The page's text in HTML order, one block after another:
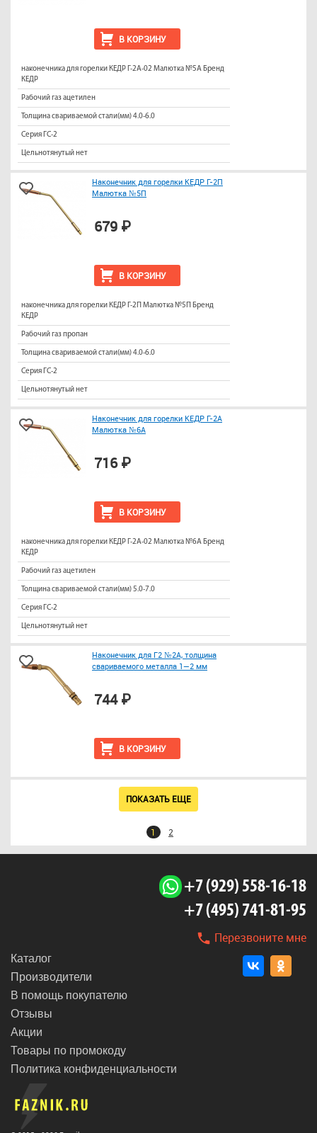
В КОРЗИНУ
наконечника для горелки КЕДР Г-2А-02 Малютка №5А Бренд
КЕДР
Рабочий газ ацетилен
Толщина свариваемой стали(мм) 4.0-6.0
Серия ГС-2
Цельнотянутый нет
Наконечник для горелки КЕДР Г-2П
Малютка №5П
В КОРЗИНУ
679 ₽
наконечника для горелки КЕДР Г-2П Малютка №5П Бренд
КЕДР
Рабочий газ пропан
Толщина свариваемой стали(мм) 4.0-6.0
Серия ГС-2
Цельнотянутый нет
Наконечник для горелки КЕДР Г-2А
Малютка №6А
В КОРЗИНУ
716 ₽
наконечника для горелки КЕДР Г-2А-02 Малютка №6А Бренд
КЕДР
Рабочий газ ацетилен
Толщина свариваемой стали(мм) 5.0-7.0
Серия ГС-2
Цельнотянутый нет
Наконечник для Г2 №2А, толщина
свариваемого металла 1—2 мм
В КОРЗИНУ
744 ₽
ПОКАЗАТЬ ЕЩЕ
1 2
+7 (929) 558-16-18
+7 (495) 741-81-95
Перезвоните мне
Каталог
Производители
В помощь покупателю
Отзывы
Акции
Товары по промокоду
Политика конфиденциальности